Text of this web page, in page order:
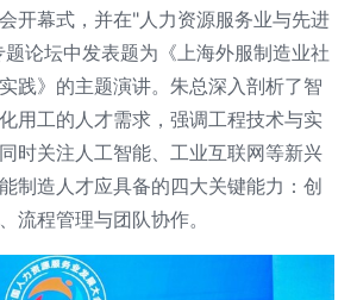
开幕式，并在"人力资源服务业与先进
论坛中发表题为《上海外服制造业社
践》的主题演讲。朱总深入剖析了智
用工的人才需求，强调工程技术与实
时关注人工智能、工业互联网等新兴
制造人才应具备的四大关键能力：创
流程管理与团队协作。